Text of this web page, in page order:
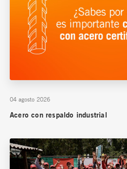
04 agosto 2026
Acero con respaldo industrial